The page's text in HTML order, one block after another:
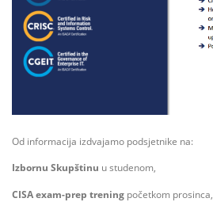
Od informacija izdvajamo podsjetnike na:
Izbornu Skupštinu u studenom,
CISA exam-prep trening početkom prosinca,